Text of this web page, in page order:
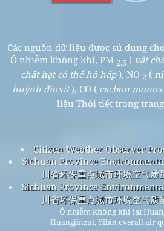
Các nguồn dữ liệu được sử dụng
Ô nhiễm không khí, PM 2.5 ( vật
chất hạt có thể hô hấp), NO 2 (
huỳnh đioxit), CO ( cacbon
liệu Thời tiết trong
Citizen Weather Observer
Sichuan Province
川省环保重点城市环境空气质
Sichuan Province
川省环保重点城市环境空气质
Ô nhiễm không khí tại
Huangjinzui, Yibin overall air